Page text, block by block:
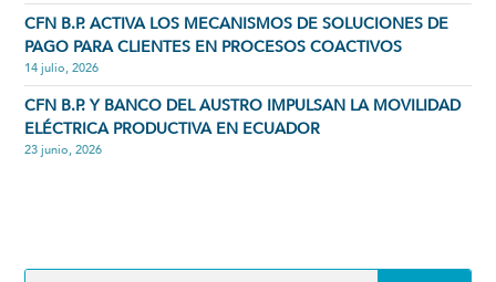
CFN B.P. ACTIVA LOS MECANISMOS DE SOLUCIONES DE
PAGO PARA CLIENTES EN PROCESOS COACTIVOS
14 julio, 2026
CFN B.P. Y BANCO DEL AUSTRO IMPULSAN LA MOVILIDAD
ELÉCTRICA PRODUCTIVA EN ECUADOR
23 junio, 2026